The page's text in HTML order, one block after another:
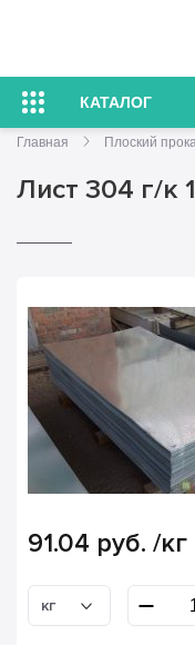
КАТАЛОГ
Главная Плоский
Лист 304 г/к
91.04 руб. /кг
кг